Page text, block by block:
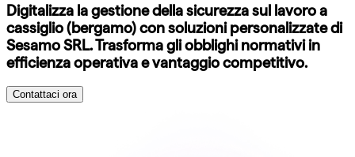
Digitalizza la gestione della sicurezza sul lavoro a
cassiglio (bergamo) con soluzioni personalizzate di
Sesamo SRL. Trasforma gli obblighi normativi in
efficienza operativa e vantaggio competitivo.
Contattaci ora